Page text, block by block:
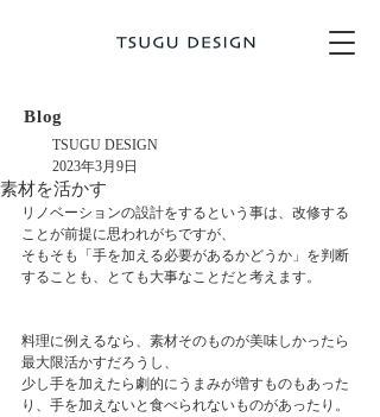
Blog
素材を活かす
TSUGU DESIGN
2023年3月9日
リノベーションの設計をするという事は、改修する
ことが前提に思われがちですが、
そもそも「手を加える必要があるかどうか」を判断
することも、とても大事なことだと考えます。
料理に例えるなら、素材そのものが美味しかったら
最大限活かすだろうし、
少し手を加えたら劇的にうまみが増すものもあった
り、手を加えないと食べられないものがあったり。